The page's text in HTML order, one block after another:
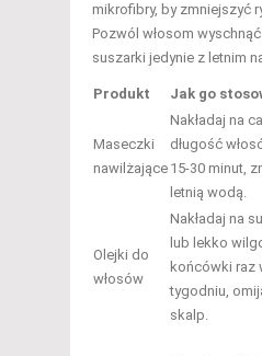
mikrofibry, by zmniejszyć
Pozwól włosom
suszarki jedynie z letnim
Produkt Jak go
Maseczki
nawilżające
Nakładaj na
długość
15-30 minut,
letnią wodą.
Olejki do
włosów
Nakładaj na
lub lekko
końcówki raz
tygodniu,
skalp.